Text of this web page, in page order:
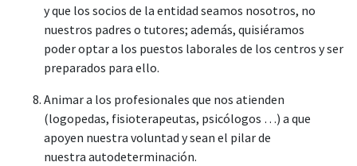
y que los socios de la entidad seamos nosotros, no
nuestros padres o tutores; además, quisiéramos
poder optar a los puestos laborales de los centros y ser
preparados para ello.
Animar a los profesionales que nos atienden
(logopedas, fisioterapeutas, psicólogos …) a que
apoyen nuestra voluntad y sean el pilar de
nuestra autodeterminación.